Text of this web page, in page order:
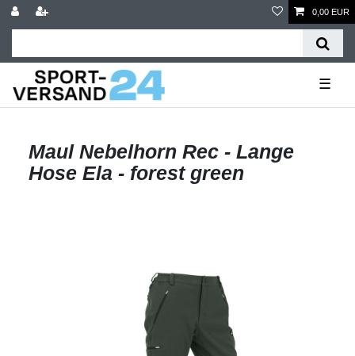
0,00 EUR
☰
Maul Nebelhorn Rec - Lange
Hose Ela - forest green